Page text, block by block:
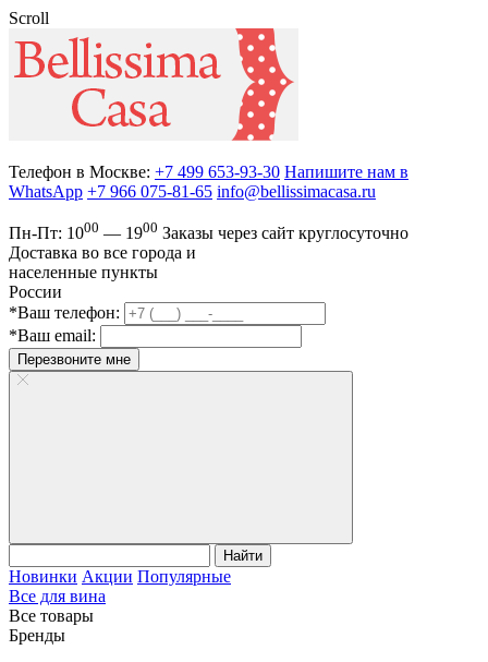
Scroll
Телефон в Москве: +7 499 653-93-30 Напишите нам в
WhatsApp +7 966 075-81-65 info@bellissimacasa.ru
Пн-Пт: 1000 — 1900 Заказы через сайт круглосуточно
Доставка во все города и
населенные пункты
России
*Ваш телефон:
*Ваш email:
Перезвоните мне
Найти
Новинки Акции Популярные
Все для вина
Все товары
Бренды